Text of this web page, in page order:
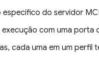
do servidor
com uma porta
cada uma em um perfil